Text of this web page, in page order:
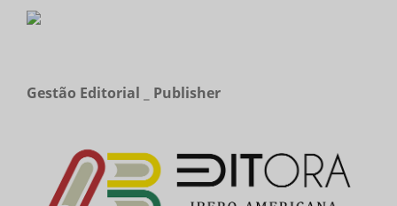
Gestão Editorial _ Publisher